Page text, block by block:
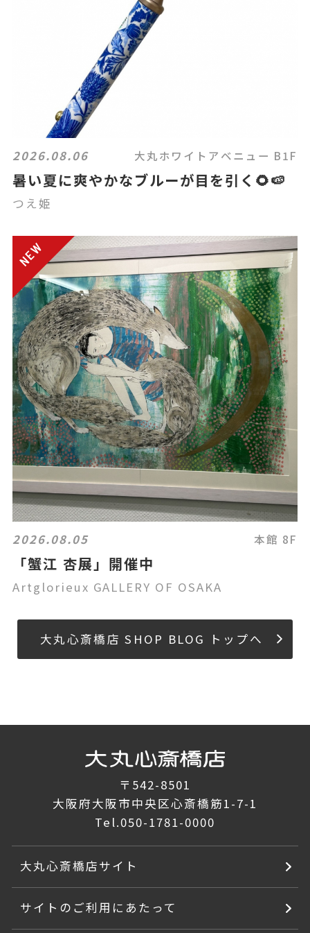
2026.08.06 大丸ホワイトアベニュー B1F
暑い夏に爽やかなブルーが目を引く🌻🍉
つえ姫
2026.08.05 本館 8F
「蟹江 杏展」開催中
Artglorieux GALLERY OF OSAKA
大丸心斎橋店 SHOP BLOG トップへ
〒542-8501
大阪府大阪市中央区心斎橋筋1-7-1
Tel.050-1781-0000
大丸心斎橋店サイト
サイトのご利用にあたって